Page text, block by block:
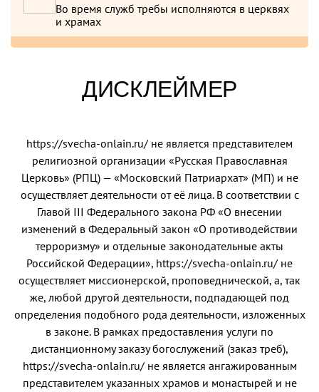
Во время служб требы исполняются в церквях
и храмах
ДИСКЛЕЙМЕР
https://svecha-onlain.ru/ не является представителем
религиозной организации «Русская Православная
Церковь» (РПЦ) — «Московский Патриархат» (МП) и не
осуществляет деятельности от её лица. В соответствии с
Главой III Федерального закона РФ «О внесении
изменений в Федеральный закон «О противодействии
терроризму» и отдельные законодательные акты
Российской Федерации», https://svecha-onlain.ru/ не
осуществляет миссионерской, проповеднической, а, так
же, любой другой деятельности, подпадающей под
определения подобного рода деятельности, изложенных
в законе. В рамках предоставления услуги по
дистанционному заказу богослужений (заказ треб),
https://svecha-onlain.ru/ не является ангажированным
представителем указанных храмов и монастырей и не